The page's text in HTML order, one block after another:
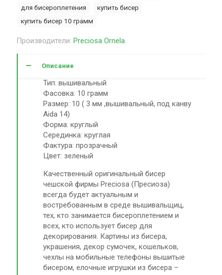
для бисероплетения
купить бисер
купить бисер 10 грамм
Производители: Preciosa Ornela.
Описание
Тип: вышивальный
Фасовка: 10 грамм
Размер: 10 ( 3 мм ,вышивальный, под канву
Aida 14)
Форма: круглый
Серединка: круглая
Фактура: прозрачный
Цвет: зеленый
Качественный оригинальный бисер
чешской фирмы Preciosa (Пресиоза)
всегда будет актуальным и
востребованным в среде вышивальщиц,
тех, кто занимается бисероплетением и
всех, кто использует бисер для
декорирования. Картины из бисера,
украшения, декор сумочек, кошельков,
чехлы на мобильные телефоны вышитые
бисером, елочные игрушки из бисера –